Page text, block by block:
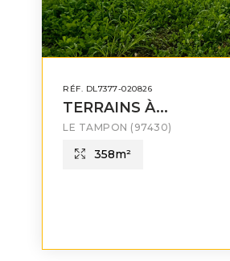
RÉF. DL7377-020826
TERRAINS À...
LE TAMPON (97430)
358m²